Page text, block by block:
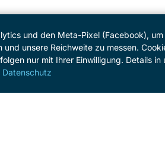
und den Meta-Pixel (Facebook),
und unsere Reichweite zu messen.
nur mit Ihrer Einwilligung. Details in
Datenschutz